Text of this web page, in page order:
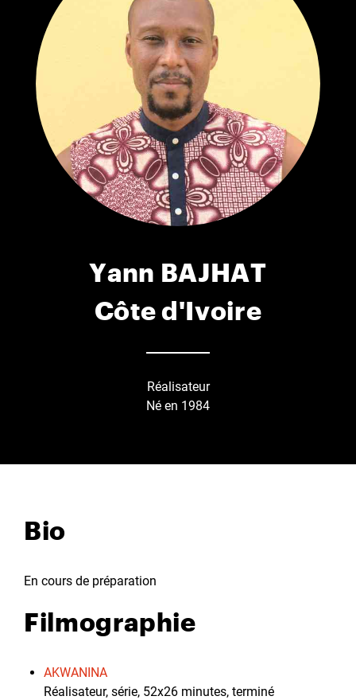
Yann BAJHAT
Côte d'Ivoire
Réalisateur
Né en 1984
Bio
En cours de préparation
Filmographie
AKWANINA
Réalisateur, série, 52x26 minutes, terminé